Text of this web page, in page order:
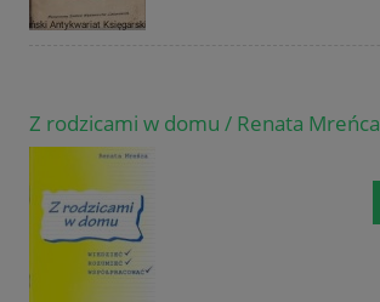
Z rodzicami w domu / Renata Mreńca